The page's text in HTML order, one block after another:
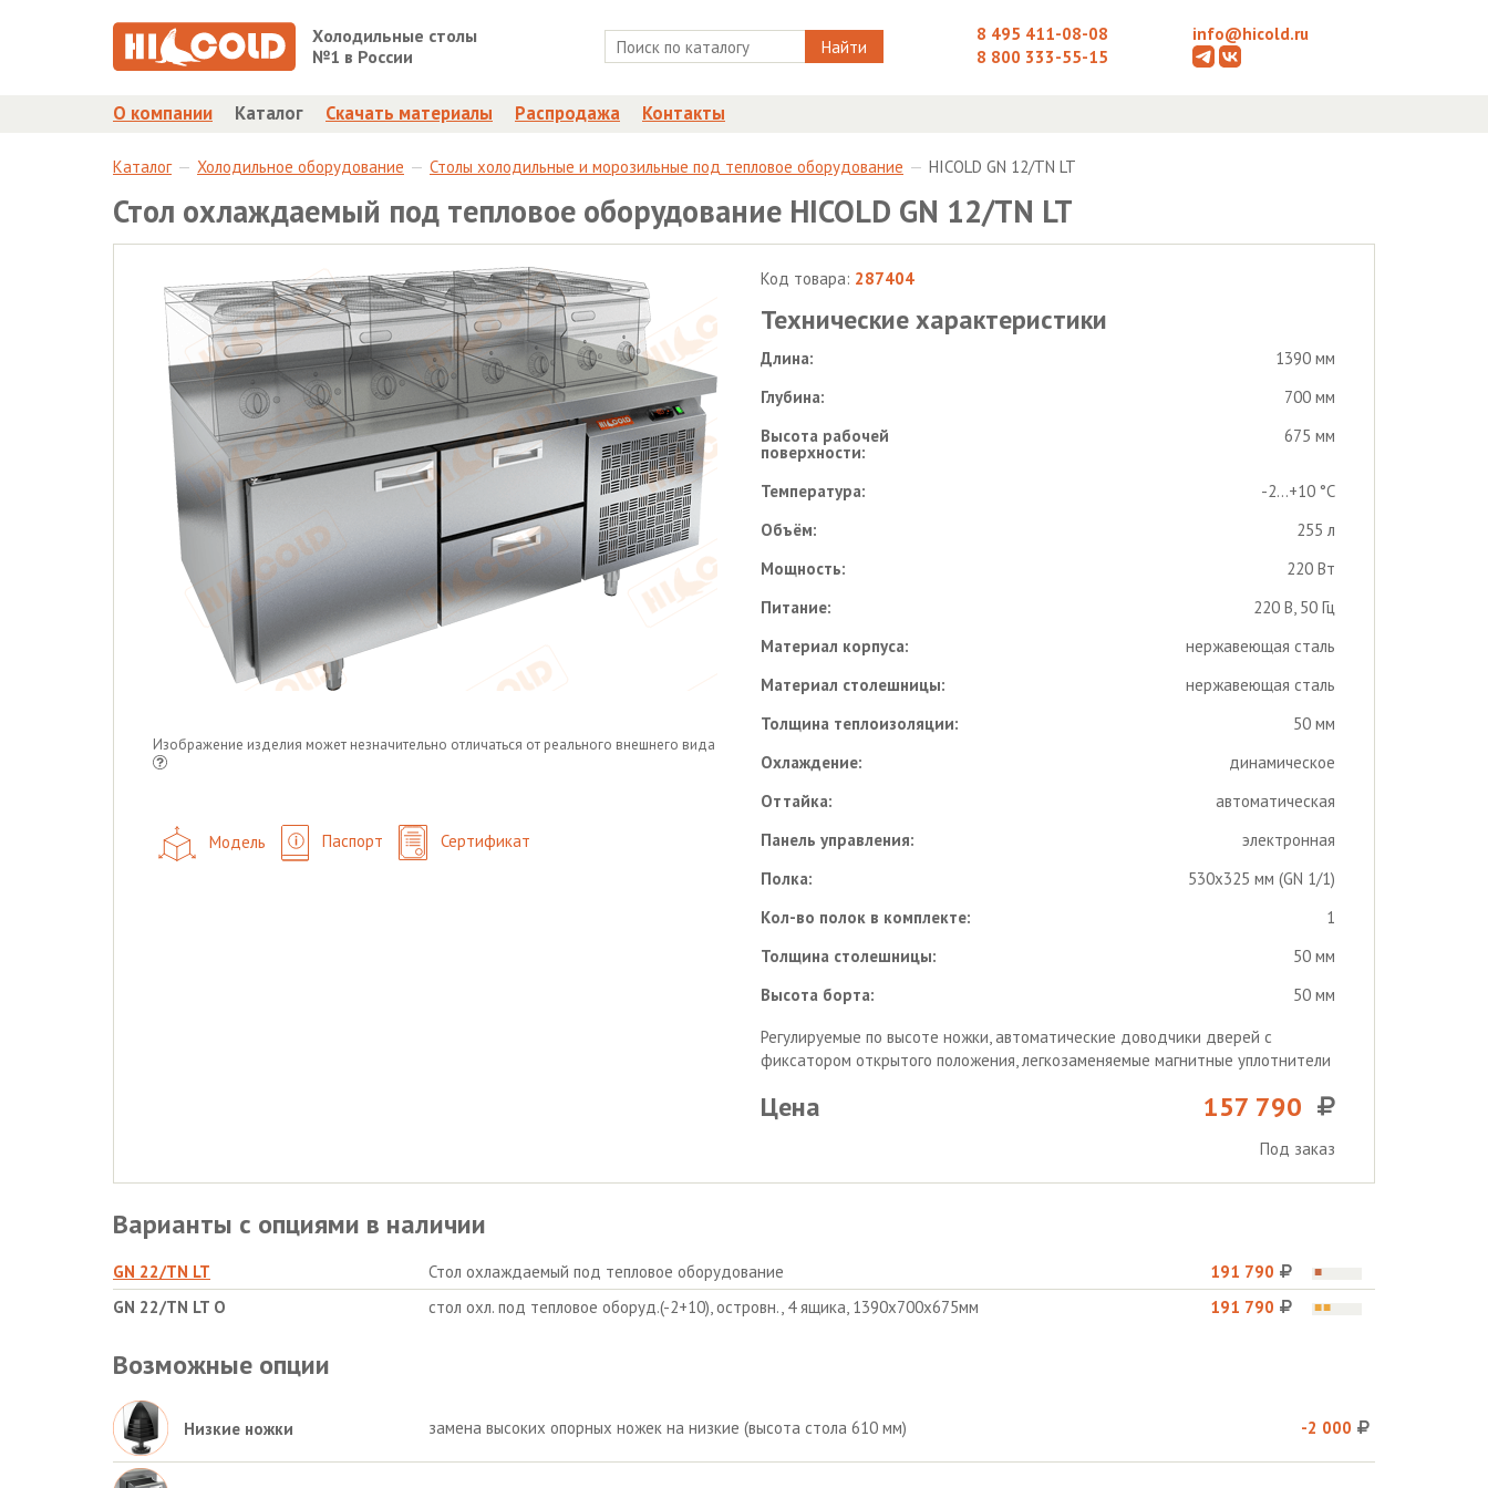
Холодильные столы
№1 в России
Найти
8 495 411-08-08
8 800 333-55-15
info@hicold.ru
О компании Каталог Скачать материалы Распродажа Контакты
Каталог Холодильное оборудование Столы холодильные и морозильные под тепловое оборудование HICOLD GN 12/TN LT
Стол охлаждаемый под тепловое оборудование HICOLD GN 12/TN LT
Изображение изделия может незначительно отличаться от реального внешнего вида
Модель Паспорт Сертификат
Код товара: 287404
Технические характеристики
Длина:
1390 мм
Глубина:
700 мм
Высота рабочей
поверхности:
675 мм
Температура:
-2...+10 °С
Объём:
255 л
Мощность:
220 Вт
Питание:
220 В, 50 Гц
Материал корпуса:
нержавеющая сталь
Материал столешницы:
нержавеющая сталь
Толщина теплоизоляции:
50 мм
Охлаждение:
динамическое
Оттайка:
автоматическая
Панель управления:
электронная
Полка:
530х325 мм (GN 1/1)
Кол-во полок в комплекте:
1
Толщина столешницы:
50 мм
Высота борта:
50 мм
Регулируемые по высоте ножки, автоматические доводчики дверей с
фиксатором открытого положения, легкозаменяемые магнитные уплотнители
Цена 157 790
Под заказ
Варианты с опциями в наличии
GN 22/TN LT Стол охлаждаемый под тепловое оборудование
191 790
GN 22/TN LT О
стол охл. под тепловое оборуд.(-2+10), островн., 4 ящика, 1390х700х675мм 191 790
Возможные опции
Низкие ножки замена высоких опорных ножек на низкие (высота стола 610 мм) -2 000